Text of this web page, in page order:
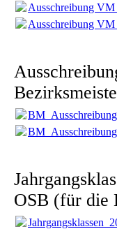
Ausschreibung
Ausschreibung
OSB (für die